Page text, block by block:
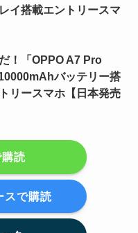
イ搭載エントリースマ
！「OPPO A7 Pro
バッテリー搭
リースマホ【日本発売
読
スで購読